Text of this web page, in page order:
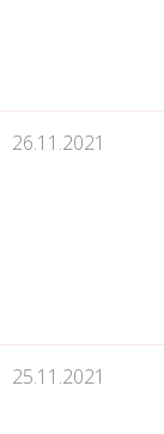
26.11.2021
25.11.2021